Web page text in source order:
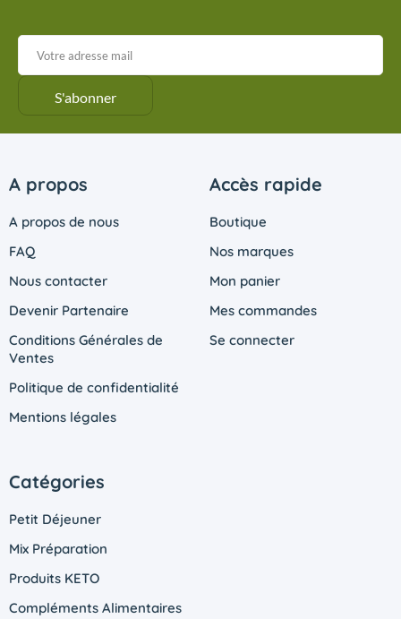
A propos
A propos de nous
FAQ
Nous contacter
Devenir Partenaire
Conditions Générales de
Ventes
Politique de confidentialité
Mentions légales
Accès rapide
Boutique
Nos marques
Mon panier
Mes commandes
Se connecter
Catégories
Petit Déjeuner
Mix Préparation
Produits KETO
Compléments Alimentaires